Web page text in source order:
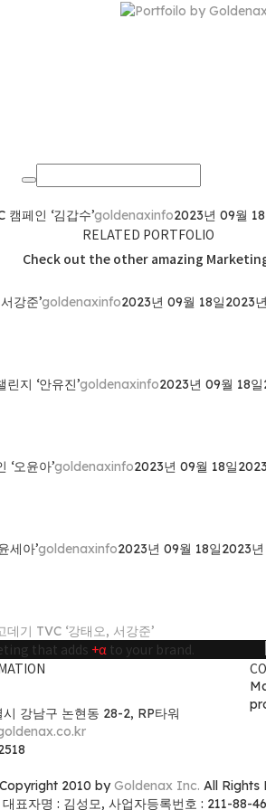
Goldenax.info ©
캠페인 ‘김갑수’goldenaxinfo2023년 09월 18
RELATED PORTFOLIO
Check out the other amazing
강준’goldenaxinfo2023년 09월 18일2023
지 ‘안유진’goldenaxinfo2023년 09월 18일
‘오윤아’goldenaxinfo2023년 09월 18일
세아’goldenaxinfo2023년 09월 18일2023
데기 TVC ‘강태오, 서강준’
that adds +α to your brand.
강남구 논현동 28-2, RP타워
2010 byGoldenax Inc. All Rights
표자명 : 김성모, 사업자등록번호 : 211-88-